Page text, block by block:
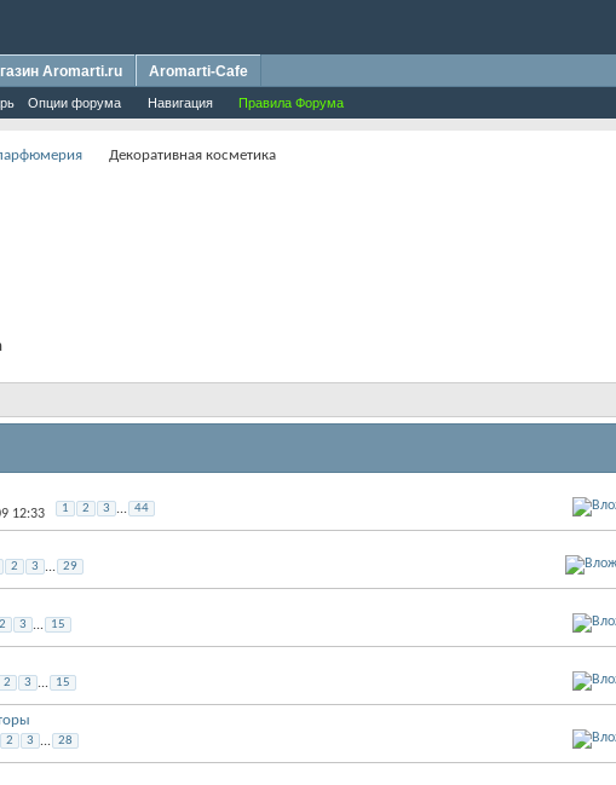
Опции форума Навигация Правила Форума
Aromarti.ru Aromarti-Cafe
Декоративная косметика
12:33 1 2 3 ... 44
2 3 ... 29
2 3 ... 15
2 3 ... 15
2 3 ... 28